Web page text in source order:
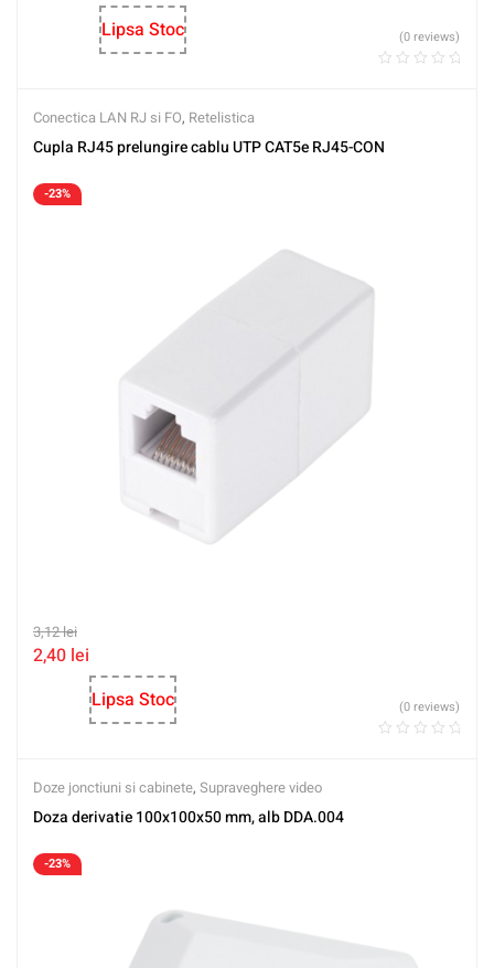
Lipsa Stoc
(0 reviews)
Conectica LAN RJ si FO, Retelistica
Cupla RJ45 prelungire cablu UTP CAT5e RJ45-CON
-23%
3,12lei
2,40 lei
Lipsa Stoc
(0 reviews)
Doze jonctiuni si cabinete, Supraveghere video
Doza derivatie 100x100x50 mm, alb DDA.004
-23%